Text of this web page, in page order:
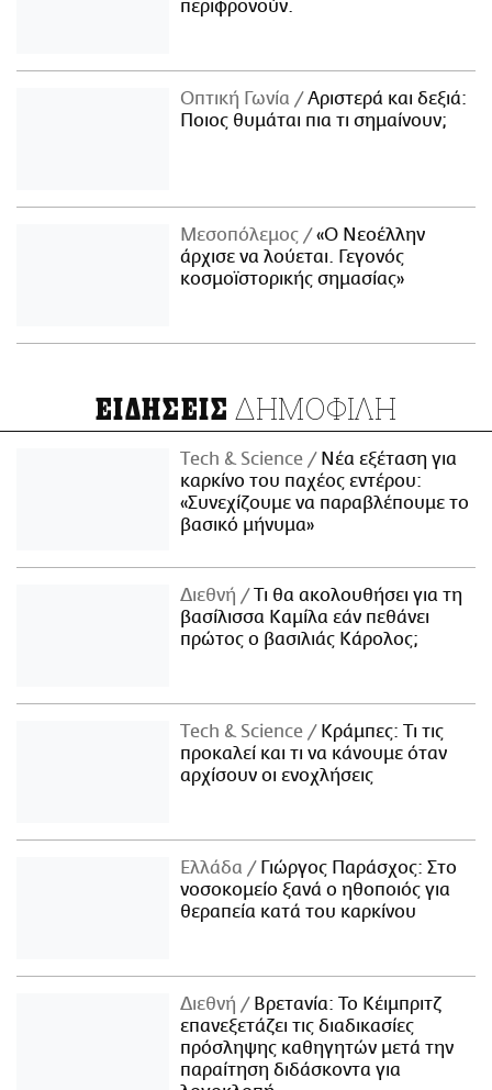
περιφρονούν.
Οπτική Γωνία
Αριστερά και δεξιά:
Ποιος θυμάται πια τι σημαίνουν;
Μεσοπόλεμος
«Ο Νεοέλλην
άρχισε να λούεται. Γεγονός
κοσμοϊστορικής σημασίας»
ΕΙΔΗΣΕΙΣ ΔΗΜΟΦΙΛΗ
Τech & Science
Νέα εξέταση για
καρκίνο του παχέος εντέρου:
«Συνεχίζουμε να παραβλέπουμε το
βασικό μήνυμα»
Διεθνή
Τι θα ακολουθήσει για τη
βασίλισσα Καμίλα εάν πεθάνει
πρώτος ο βασιλιάς Κάρολος;
Τech & Science
Κράμπες: Τι τις
προκαλεί και τι να κάνουμε όταν
αρχίσουν οι ενοχλήσεις
Ελλάδα
Γιώργος Παράσχος: Στο
νοσοκομείο ξανά ο ηθοποιός για
θεραπεία κατά του καρκίνου
Διεθνή
Βρετανία: Το Κέιμπριτζ
επανεξετάζει τις διαδικασίες
πρόσληψης καθηγητών μετά την
παραίτηση διδάσκοντα για